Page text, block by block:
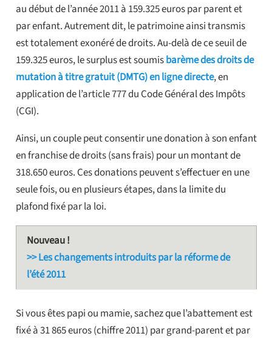
au début de l’année 2011 à 159.325 euros par parent et
par enfant. Autrement dit, le patrimoine ainsi transmis
est totalement exonéré de droits. Au-delà de ce seuil de
159.325 euros, le surplus est soumisbarème des droits de
mutation à titre gratuit (DMTG) en ligne directe, en
application de l’article 777 du Code Général des Impôts
(CGI).
Ainsi, un couple peut consentir une donation à son enfant
en franchise de droits (sans frais) pour un montant de
318.650 euros. Ces donations peuvent s’effectuer en une
seule fois, ou en plusieurs étapes, dans la limite du
plafond fixé par la loi.
Nouveau !
>> Les changements introduits par la réforme de
l’été 2011
Si vous êtes papi ou mamie, sachez que l’abattement est
fixé à 31 865 euros (chiffre 2011) par grand-parent et par